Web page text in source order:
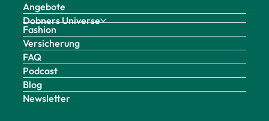
Angebote
Dobners Universe
Fashion
Versicherung
FAQ
Podcast
Blog
Newsletter